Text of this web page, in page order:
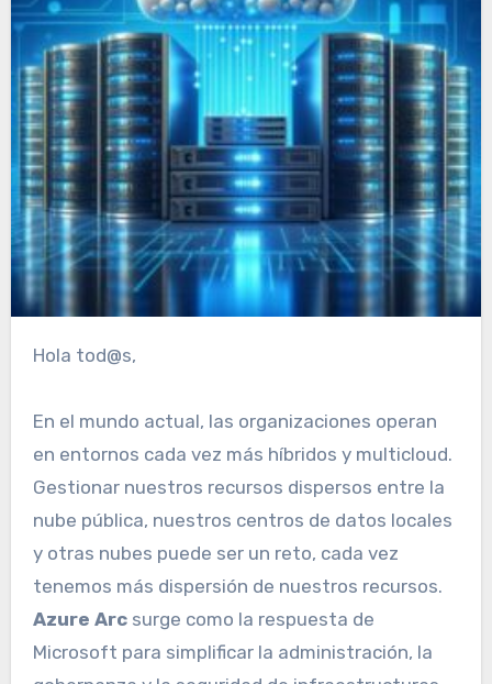
Hola tod@s,
En el mundo actual, las organizaciones operan
en entornos cada vez más híbridos y multicloud.
Gestionar nuestros recursos dispersos entre la
nube pública, nuestros centros de datos locales
y otras nubes puede ser un reto, cada vez
tenemos más dispersión de nuestros recursos.
Azure Arcsurge como la respuesta de
Microsoft para simplificar la administración, la